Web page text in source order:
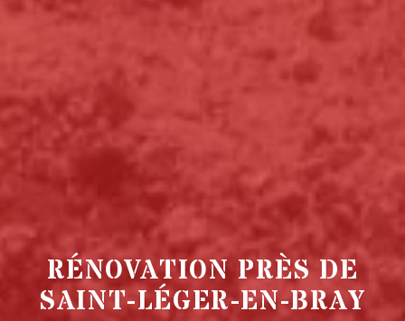
RÉNOVATION PRÈS DE
SAINT-LÉGER-EN-BRAY